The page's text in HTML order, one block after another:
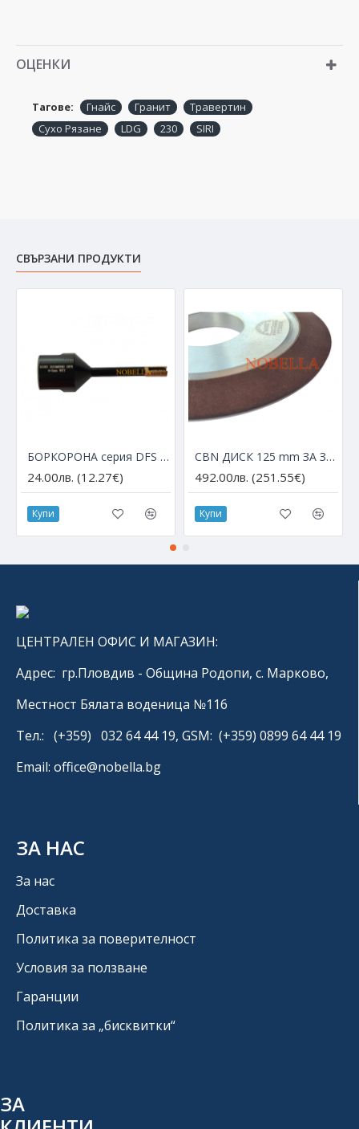
ОЦЕНКИ
Тагове: Гнайс Гранит
Травертин
Сухо Рязане
LDG 230 SIRI
СВЪРЗАНИ ПРОДУКТИ
БОРКОРОНА серия DFS с М14 за ъглошлайф – Ø 6 мм
24.00лв. (12.27€)
Купи
CBN ДИСК 125 mm ЗА ЗАТОЧВАНЕ НА HSS ДИСКОВЕ
492.00лв. (251.55€)
Купи
ЦЕНТРАЛЕН ОФИС И МАГАЗИН:
Адрес: гр.Пловдив - Община Родопи, с. Марково,
Местност Бялата воденица №116
Тел.: (+359) 032 64 44 19, GSM: (+359) 0899 64 44 19
Email: office@nobella.bg
ЗА НАС
За нас
Доставка
Политика за поверителност
Условия за ползване
Гаранции
Политика за „бисквитки“
ЗА